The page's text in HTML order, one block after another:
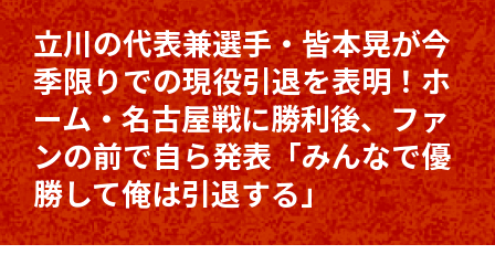
立川の代表兼選手・皆本晃が今
季限りでの現役引退を表明！ホ
ーム・名古屋戦に勝利後、ファ
ンの前で自ら発表「みんなで優
勝して俺は引退する」